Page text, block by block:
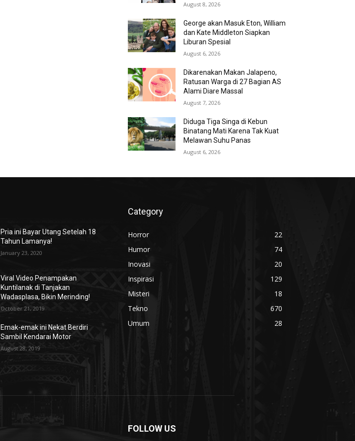
August 8, 2026
George akan Masuk Eton, William
dan Kate Middleton Siapkan
Liburan Spesial
August 6, 2026
Dikarenakan Makan Jalapeno,
Ratusan Warga di 27 Bagian AS
Alami Diare Massal
August 7, 2026
Diduga Tiga Singa di Kebun
Binatang Mati Karena Tak Kuat
Melawan Suhu Panas
August 6, 2026
Pria ini Bayar Utang Setelah 18
Tahun Lamanya!
January 23, 2020
Viral Video Penampakan
Kuntilanak di Tanjakan
Wadasplasa, Bikin Merinding!
October 21, 2019
Emak-emak ini Nekat Berdiri
Sambil Kendarai Motor
August 28, 2019
Category
Horror
22
Humor
74
Inovasi
20
Inspirasi
129
Misteri
18
Tekno
670
Umum
28
FOLLOW US